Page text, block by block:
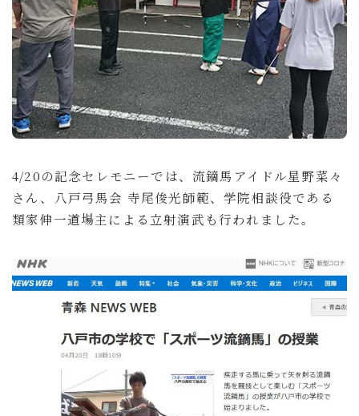
4/20の記念セレモニーでは、流鏑馬アイドル星野菜々
さん、八戸弓馬会 寺尾俊光師範、学院相談役である
類家伸一道場主による立射演武も行われました。